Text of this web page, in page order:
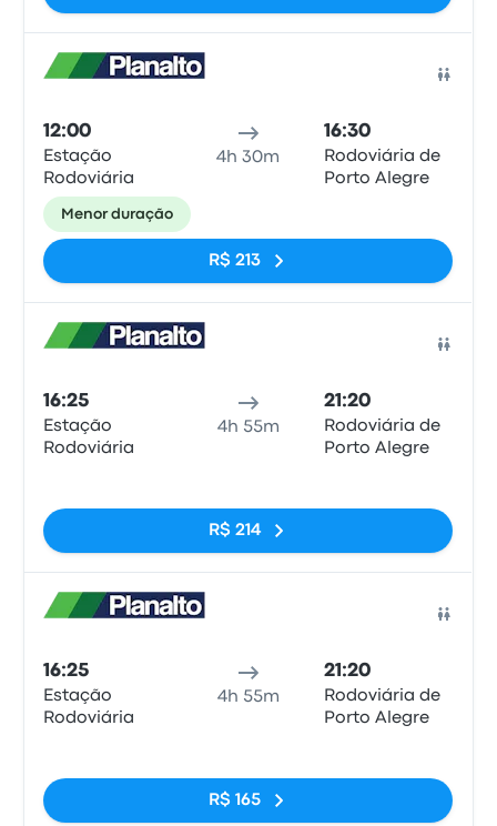
12:00
Estação
Rodoviária
4h 30m
16:30
Rodoviária de
Porto Alegre
Menor duração
R$ 213
16:25
Estação
Rodoviária
4h 55m
21:20
Rodoviária de
Porto Alegre
R$ 214
16:25
Estação
Rodoviária
4h 55m
21:20
Rodoviária de
Porto Alegre
R$ 165